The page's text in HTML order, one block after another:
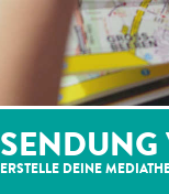
SENDUNG
ERSTELLE DEINE